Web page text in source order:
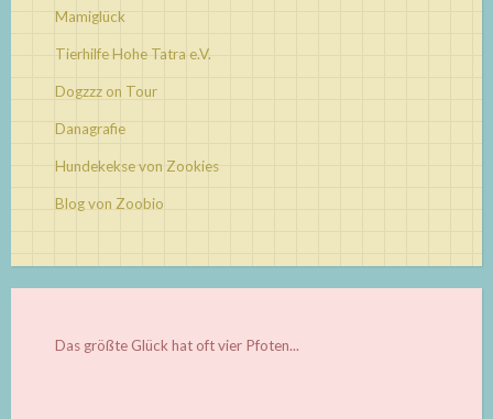
Mamiglück
Tierhilfe Hohe Tatra e.V.
Dogzzz on Tour
Danagrafie
Hundekekse von Zookies
Blog von Zoobio
Das größte Glück hat oft vier Pfoten...